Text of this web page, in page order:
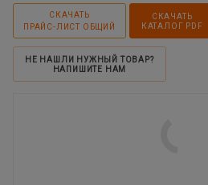
СКАЧАТЬ
ПРАЙС-ЛИСТ ОБЩИЙ
СКАЧАТЬ
КАТАЛОГ PDF
НЕ НАШЛИ НУЖНЫЙ ТОВАР?
НАПИШИТЕ НАМ